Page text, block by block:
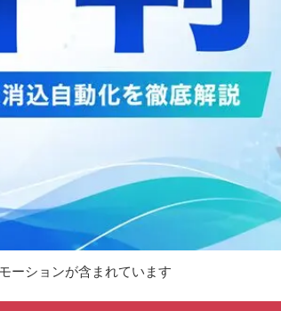
ーションが含まれています